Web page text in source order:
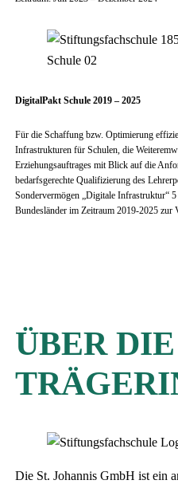
DigitalPakt Schule 2019 – 2025
Für die Schaffung bzw. Optimierung
Infrastrukturen für Schulen, die
Erziehungsauftrages mit Blick auf die
bedarfsgerechte Qualifizierung des
Sondervermögen „Digitale Infrastruktur“
Bundesländer im Zeitraum 2019-2025 zur
ÜBER DIE
Die St. Johannis GmbH ist ein